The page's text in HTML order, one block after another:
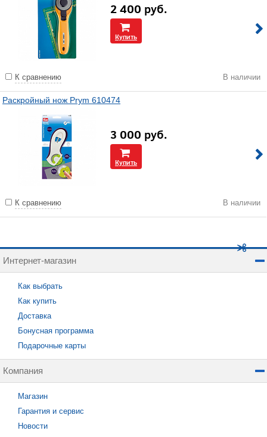
2 400 руб.
Купить
К сравнению В наличии
Раскройный нож Prym 610474
3 000 руб.
Купить
К сравнению В наличии
Интернет-магазин
Как выбрать
Как купить
Доставка
Бонусная программа
Подарочные карты
Компания
Магазин
Гарантия и сервис
Новости